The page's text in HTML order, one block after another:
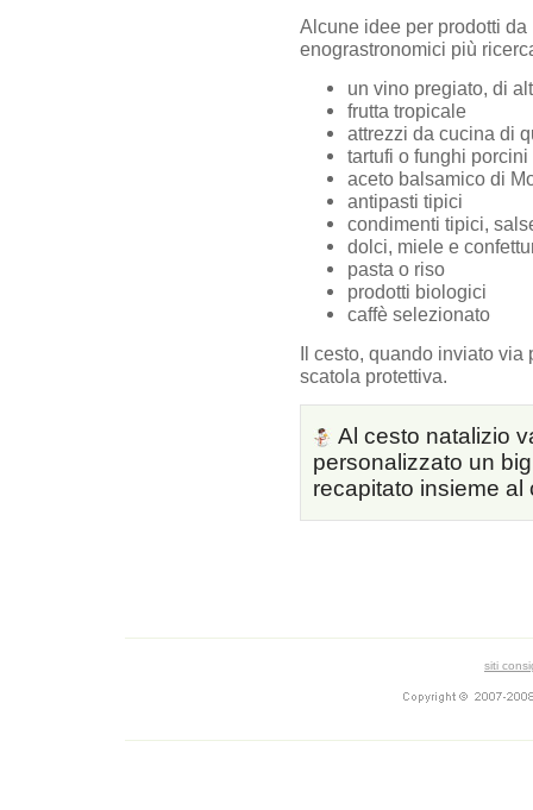
Alcune idee per prodotti
enograstronomici più
un vino pregiato, di
frutta tropicale
attrezzi da cucina di
tartufi o funghi porcini
aceto balsamico di
antipasti tipici
condimenti tipici,
dolci, miele e
pasta o riso
prodotti biologici
caffè selezionato
Il cesto, quando inviato
scatola protettiva.
Al cesto natalizio
personalizzato un
recapitato insieme
siti